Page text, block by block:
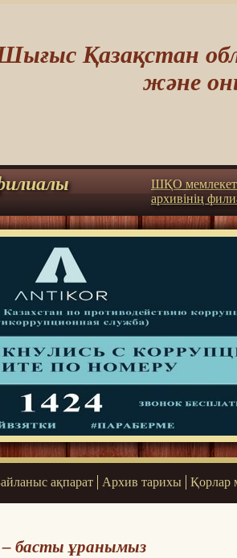
Қазақстан
және
ШҚО
архивінің
ақпарат Архив тарихы Қорлар
– басты ұранымыз